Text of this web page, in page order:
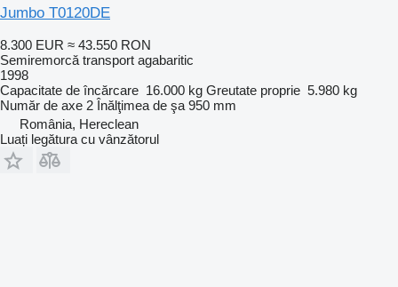
Jumbo T0120DE
8.300 EUR ≈ 43.550 RON
Semiremorcă transport agabaritic
1998
Capacitate de încărcare 16.000 kg Greutate proprie 5.980 kg
Număr de axe 2 Înălţimea de şa 950 mm
România, Hereclean
Luați legătura cu vânzătorul